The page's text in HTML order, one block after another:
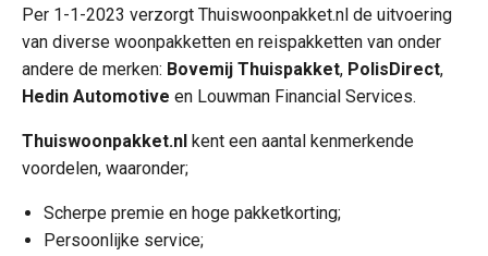
Per 1-1-2023 verzorgt Thuiswoonpakket.nl de uitvoering
van diverse woonpakketten en reispakketten van onder
andere de merken: Bovemij Thuispakket, PolisDirect,
Hedin Automotive en Louwman Financial Services.
Thuiswoonpakket.nl kent een aantal kenmerkende
voordelen, waaronder;
Scherpe premie en hoge pakketkorting;
Persoonlijke service;